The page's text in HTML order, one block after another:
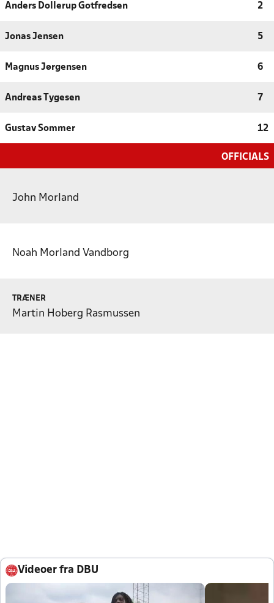
Anders Dollerup Gotfredsen 2
Jonas Jensen 5
Magnus Jørgensen 6
Andreas Tygesen 7
Gustav Sommer 12
OFFICIALS
John Morland
Noah Morland Vandborg
TRÆNER
Martin Hoberg Rasmussen
Videoer fra DBU